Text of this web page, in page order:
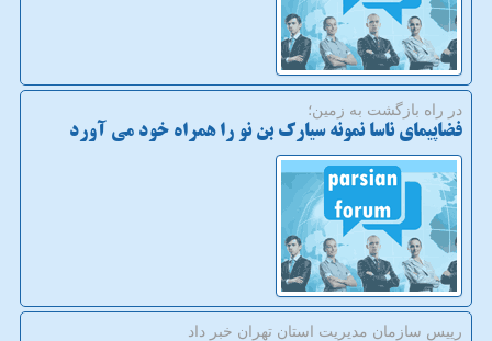
در راه بازگشت به زمین؛
فضاپیمای ناسا نمونه سیارک بن نو را همراه خود می آورد
رییس سازمان مدیریت استان تهران خبر داد